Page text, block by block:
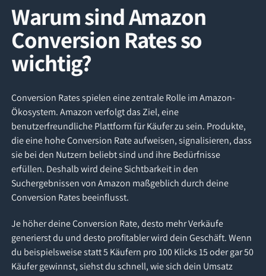
Warum sind Amazon
Conversion Rates so
wichtig?
Conversion Rates spielen eine zentrale Rolle im Amazon-
Ökosystem. Amazon verfolgt das Ziel, eine
benutzerfreundliche Plattform für Käufer zu sein. Produkte,
die eine hohe Conversion Rate aufweisen, signalisieren, dass
sie bei den Nutzern beliebt sind und ihre Bedürfnisse
erfüllen. Deshalb wird deine Sichtbarkeit in den
Suchergebnissen von Amazon maßgeblich durch deine
Conversion Rates beeinflusst.
Je höher deine Conversion Rate, desto mehr Verkäufe
generierst du und desto profitabler wird dein Geschäft. Wenn
du beispielsweise statt 5 Käufern pro 100 Klicks 15 oder gar 50
Käufer gewinnst, siehst du schnell, wie sich dein Umsatz